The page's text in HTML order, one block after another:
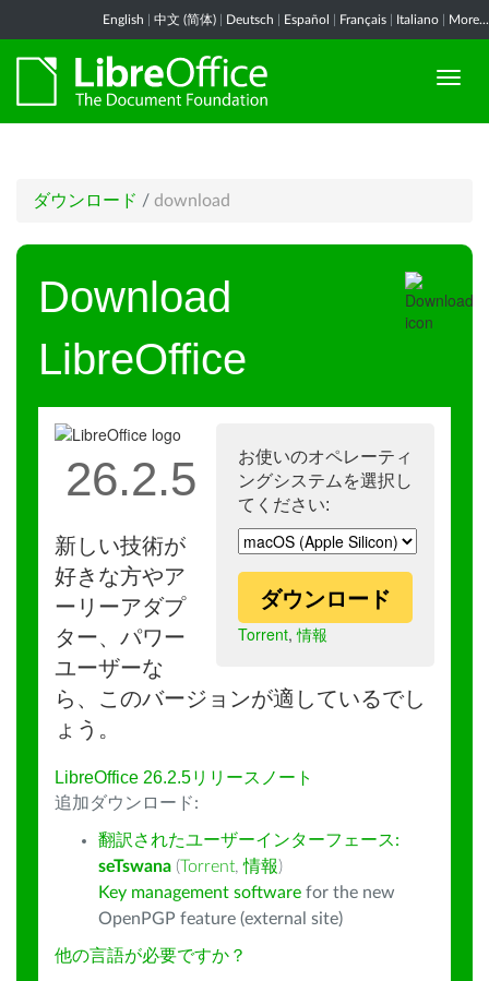
English 中文 (简体) Deutsch Español Français Italiano More...
ダウンロード / download
Download
LibreOffice
お使いのオペレーティ
ングシステムを選択し
てください:
ダウンロード
Torrent,情報
26.2.5
新しい技術が
好きな方やア
ーリーアダプ
ター、パワー
ユーザーな
ら、このバージョンが適しているでし
ょう。
LibreOffice 26.2.5リリースノート
追加ダウンロード:
翻訳されたユーザーインターフェース:
seTswana (Torrent,情報)
Key management software for the new
OpenPGP feature (external site)
他の言語が必要ですか？